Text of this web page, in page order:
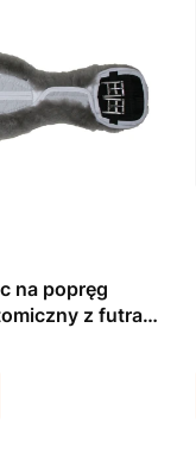
na popręg
z futra